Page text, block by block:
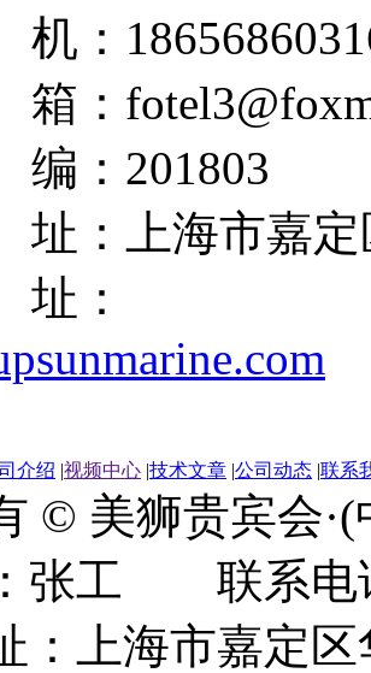
：
：
：201803
：上海市嘉定
：
介绍 |视频中心 |技术文章 |公司动态 |联系
© 美狮贵宾会
张工 联系电
：上海市嘉定